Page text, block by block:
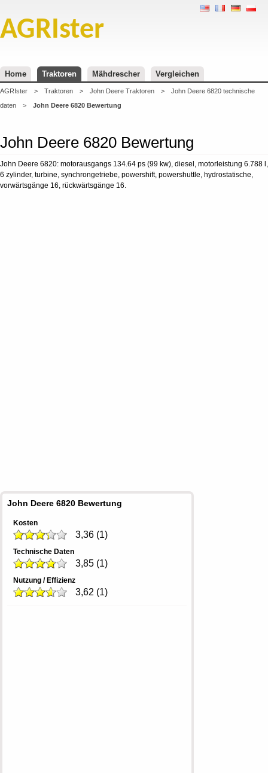
AGRIster
Home Traktoren Mähdrescher Vergleichen
AGRIster > Traktoren > John Deere Traktoren >
John Deere 6820 technische
daten
> John Deere 6820 Bewertung
John Deere 6820 Bewertung
John Deere 6820: motorausgangs 134.64 ps (99 kw), diesel, motorleistung 6.788 l,
6 zylinder, turbine, synchrongetriebe, powershift, powershuttle, hydrostatische,
vorwärtsgänge 16, rückwärtsgänge 16.
John Deere 6820 Bewertung
Kosten
3,36 (1)
Technische Daten
3,85 (1)
Nutzung / Effizienz
3,62 (1)